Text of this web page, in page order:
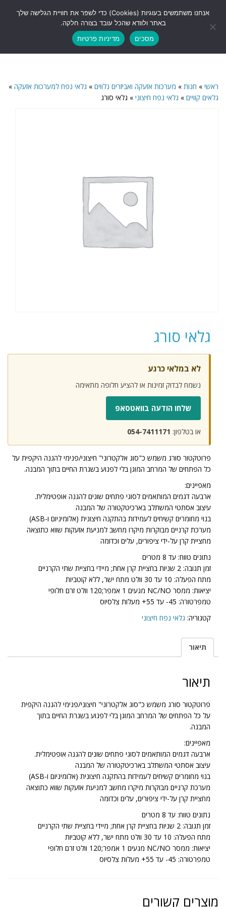
תפריט
ראשי » חנות » מערכות אזעקה ואביזרים נלווים » גלאי נפח למערכות אזעקה »
גלאים קוויים » גלאי נפח חיצוני » גלאי סורג
גלאי סורג
לא במלאי כרגע
נשמח לבדוק זמינות או להציע חלופה מתאימה
שלחו הודעה בוואטסאפ
או בטלפון: 054-7411171
פרוטקטור סורג משמש כ"סוג אלקטרוני" חיצוני/פנימי להגנה היקפית על
כל הפתחים של המרחב המוגן בלי לפגוע בשגרת החיים בתוך המבנה.
מאפיינים:
ארבעה דגמים המותאמים לסוגי פתחים שונים להגנה אופטימלית.
עיצוב אסתטי המשתלב בארכיטקטורה של המבנה
בנוי מחומרים קשיחים לעמידות בהתקנה חיצונית (אלומיניום ו-ASB)
מערכת קרניים מבוקרות מיקרו מחשב למניעת אזעקות שווא כתוצאה
מחציית קרן על-ידי ציפורים, עלים וכדומה
נתונים טווח: עד 8 מטרים
זמן תגובה: 2 שניות בחציית קרן אחת; מיידי בחציית שתי הקרניים
מתח הפעלה: 10 עד 30 וולט מתח ישר, ללא קוטביות
יציאות: ממסר NC/NO מגעים 1 אמפר;120 וולט זרם חלופי
טמפרטורה: 45- עד 55+ מעלות צלסיוס
קטגוריה: גלאי נפח חיצוני
תיאור
תיאור
פרוטקטור סורג משמש כ"סוג אלקטרוני" חיצוני/פנימי להגנה היקפית
על כל הפתחים של המרחב המוגן בלי לפגוע בשגרת החיים בתוך
המבנה.
מאפיינים:
ארבעה דגמים המותאמים לסוגי פתחים שונים להגנה אופטימלית.
עיצוב אסתטי המשתלב בארכיטקטורה של המבנה
בנוי מחומרים קשיחים לעמידות בהתקנה חיצונית (אלומיניום ו-ASB)
מערכת קרניים מבוקרות מיקרו מחשב למניעת אזעקות שווא כתוצאה
מחציית קרן על-ידי ציפורים, עלים וכדומה
נתונים טווח: עד 8 מטרים
זמן תגובה: 2 שניות בחציית קרן אחת; מיידי בחציית שתי הקרניים
מתח הפעלה: 10 עד 30 וולט מתח ישר, ללא קוטביות
יציאות: ממסר NC/NO מגעים 1 אמפר;120 וולט זרם חלופי
טמפרטורה: 45- עד 55+ מעלות צלסיוס
מוצרים קשורים
אנחנו משתמשים בעוגיות (Cookies) כדי לשפר את חוויית הגלישה שלך
באתר ולוודא שהכל עובד בצורה חלקה.
מסכים
מדיניות פרטיות